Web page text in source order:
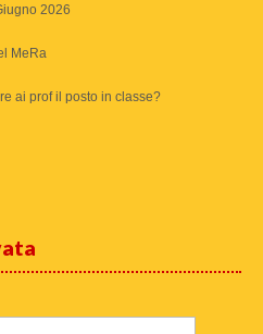
2026
MeRa
ai prof il posto in classe?